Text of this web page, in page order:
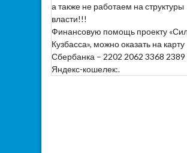
а также не работаем на структуры
власти!!!
Финансовую помощь проекту
Кузбасса», можно оказать на карту
Сбербанка – 2202 2062 3368 2389
Яндекс-кошелек:.